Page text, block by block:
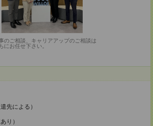
のご相談、キャリアアップのご相談は
にお任せ下さい。
先による）
り）